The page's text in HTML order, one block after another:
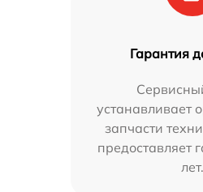
Гарантия
устанавливает
запчасти
предоставляет
лет.